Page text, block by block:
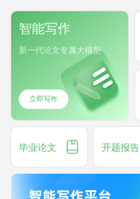
智能写作
新一代论文专属大模型
立即写作
毕业论文 开题报告